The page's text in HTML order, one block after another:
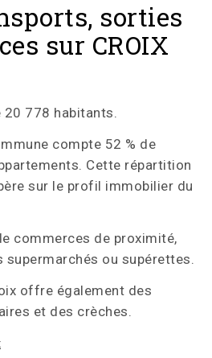
sorties
sur CROIX
20 778 habitants.
compte 52 % de
Cette répartition
sur le profil immobilier du
commerces de proximité,
supermarchés ou supérettes.
offre également des
et des crèches.